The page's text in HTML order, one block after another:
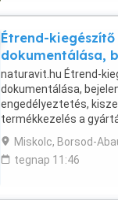
Étrend-
dokumentálása,
naturavit.hu Étrend-
dokumentálása,
engedélyeztetés,
termékkezelés a
biztosításán keresztül,
Miskolc, Borsod-
tegnap 11:46